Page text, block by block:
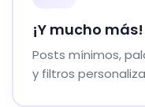
¡Y mucho más!
Posts mínimos,
y filtros